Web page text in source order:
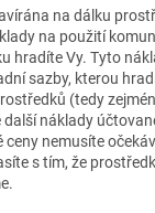
na dálku
na použití
hradíte Vy. Tyto
sazby, kterou
(tedy
další náklady
ceny nemusíte
s tím, že